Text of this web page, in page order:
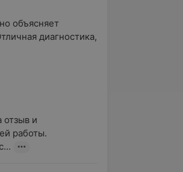
объясняет
диагностика,
отзыв и
работы.